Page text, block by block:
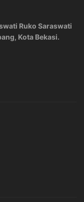
Ruko Saraswati
Kota Bekasi.